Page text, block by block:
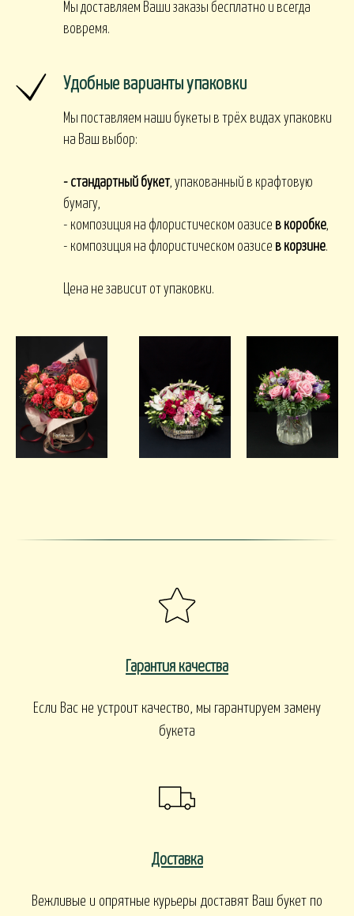
Мы доставляем Ваши заказы бесплатно и всегда
вовремя.
Удобные варианты упаковки
Мы поставляем наши букеты в трёх видах упаковки
на Ваш выбор:
- стандартный букет, упакованный в крафтовую
бумагу,
- композиция на флористическом оазисе в коробке,
- композиция на флористическом оазисе в корзине.
Цена не зависит от упаковки.
Гарантия качества
Если Вас не устроит качество, мы гарантируем замену
букета
Доставка
Вежливые и опрятные курьеры доставят Ваш букет по